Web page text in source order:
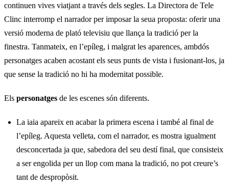
continuen vives viatjant a través dels segles. La Directora de Tele
Clinc interromp el narrador per imposar la seua proposta: oferir una
versió moderna de plató televisiu que llança la tradició per la
finestra. Tanmateix, en l’epíleg, i malgrat les aparences, ambdós
personatges acaben acostant els seus punts de vista i fusionant-los, ja
que sense la tradició no hi ha modernitat possible.
Els personatges de les escenes són diferents.
La iaia apareix en acabar la primera escena i també al final de
l’epíleg. Aquesta velleta, com el narrador, es mostra igualment
desconcertada ja que, sabedora del seu destí final, que consisteix
a ser engolida per un llop com mana la tradició, no pot creure’s
tant de despropòsit.